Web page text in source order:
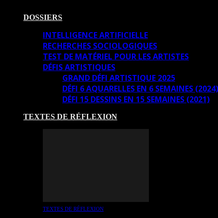
DOSSIERS
INTELLIGENCE ARTIFICIELLE
RECHERCHES SOCIOLOGIQUES
TEST DE MATÉRIEL POUR LES ARTISTES
DÉFIS ARTISTIQUES
GRAND DÉFI ARTISTIQUE 2025
DÉFI 6 AQUARELLES EN 6 SEMAINES (2024)
DÉFI 15 DESSINS EN 15 SEMAINES (2021)
TEXTES DE RÉFLEXION
TEXTES DE RÉFLEXION